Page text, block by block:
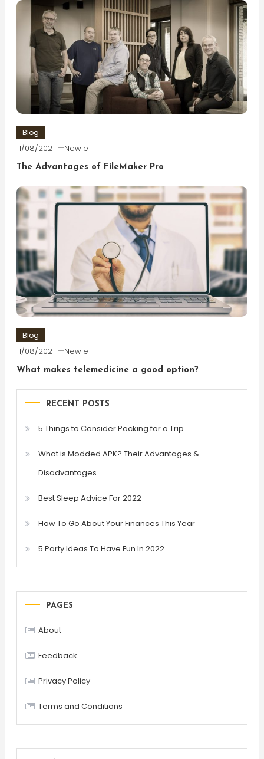
Blog
11/08/2021 Newie
The Advantages of FileMaker Pro
Blog
11/08/2021 Newie
What makes telemedicine a good option?
RECENT POSTS
5 Things to Consider Packing for a Trip
What is Modded APK? Their Advantages &
Disadvantages
Best Sleep Advice For 2022
How To Go About Your Finances This Year
5 Party Ideas To Have Fun In 2022
PAGES
About
Feedback
Privacy Policy
Terms and Conditions